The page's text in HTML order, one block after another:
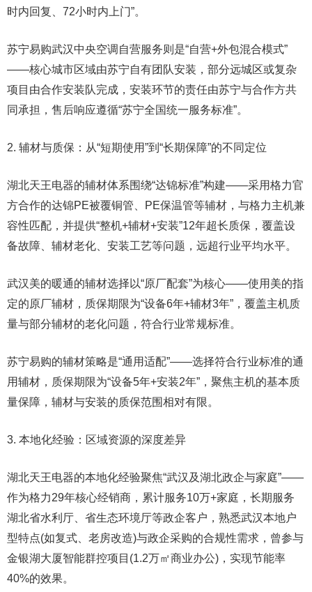
时内回复、72小时内上门”。
苏宁易购武汉中央空调自营服务则是“自营+外包混合模式”
——核心城市区域由苏宁自有团队安装，部分远城区或复杂
项目由合作安装队完成，安装环节的责任由苏宁与合作方共
同承担，售后响应遵循“苏宁全国统一服务标准”。
2. 辅材与质保：从“短期使用”到“长期保障”的不同定位
湖北天王电器的辅材体系围绕“达锦标准”构建——采用格力官
方合作的达锦PE被覆铜管、PE保温管等辅材，与格力主机兼
容性匹配，并提供“整机+辅材+安装”12年超长质保，覆盖设
备故障、辅材老化、安装工艺等问题，远超行业平均水平。
武汉美的暖通的辅材选择以“原厂配套”为核心——使用美的指
定的原厂辅材，质保期限为“设备6年+辅材3年”，覆盖主机质
量与部分辅材的老化问题，符合行业常规标准。
苏宁易购的辅材策略是“通用适配”——选择符合行业标准的通
用辅材，质保期限为“设备5年+安装2年”，聚焦主机的基本质
量保障，辅材与安装的质保范围相对有限。
3. 本地化经验：区域资源的深度差异
湖北天王电器的本地化经验聚焦“武汉及湖北政企与家庭”——
作为格力29年核心经销商，累计服务10万+家庭，长期服务
湖北省水利厅、省生态环境厅等政企客户，熟悉武汉本地户
型特点(如复式、老房改造)与政企采购的合规性需求，曾参与
金银湖大厦智能群控项目(1.2万㎡商业办公)，实现节能率
40%的效果。